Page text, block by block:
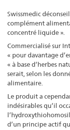
Swissmedic
complément
concentré liquide ».
Commercialisé sur
« pour davantage
« à base d’herbes
serait, selon les
alimentaire.
Le produit a
indésirables qu’il
d’un principe actif